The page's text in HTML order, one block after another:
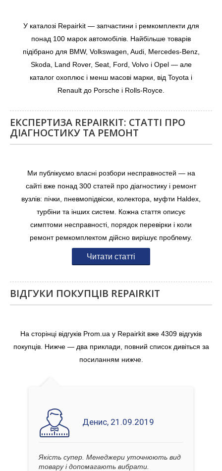
У каталозі Repairkit — запчастини і ремкомплекти для
понад 100 марок автомобілів. Найбільше товарів
підібрано для BMW, Volkswagen, Audi, Mercedes-Benz,
Skoda, Land Rover, Seat, Ford, Volvo і Opel — але
каталог охоплює і менш масові марки, від Toyota і
Renault до Porsche і Rolls-Royce.
ЕКСПЕРТИЗА REPAIRKIT: СТАТТІ ПРО
ДІАГНОСТИКУ ТА РЕМОНТ
Ми публікуємо власні розбори несправностей — на
сайті вже понад 300 статей про діагностику і ремонт
вузлів: пічки, пневмопідвіски, колектора, муфти Haldex,
турбіни та інших систем. Кожна стаття описує
симптоми несправності, порядок перевірки і коли
ремонт ремкомплектом дійсно вирішує проблему.
Читати статті
ВІДГУКИ ПОКУПЦІВ REPAIRKIT
На сторінці відгуків Prom.ua у Repairkit вже 4309 відгуків
покупців. Нижче — два приклади, повний список дивіться за
посиланням нижче.
Денис, 21.09.2019
Якість супер. Менеджери уточнюють вид
товару і допомагають вибрати.